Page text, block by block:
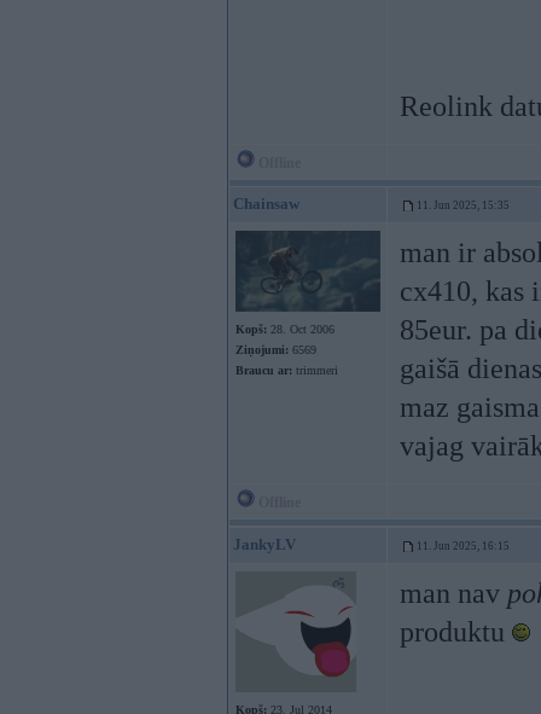
Reolink
Chainsaw 11. Jun 2025, 15:35
Kopš: 28. Oct 2006
Ziņojumi: 6569
Braucu ar: trimmeri
man ir
cx410, kas
85eur. pa
gaišā
maz
vajag
JankyLV 11. Jun 2025, 16:15
Kopš: 23. Jul 2014
man nav
produktu